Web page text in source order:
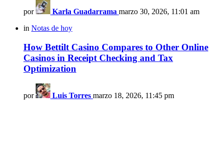
por Karla Guadarrama marzo 30, 2026, 11:01 am
in Notas de hoy
How Bettilt Casino Compares to Other Online
Casinos in Receipt Checking and Tax
Optimization
por Luis Torres marzo 18, 2026, 11:45 pm